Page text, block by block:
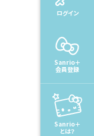
ログイン
Sanrio＋
会員登録
Sanrio＋
とは？